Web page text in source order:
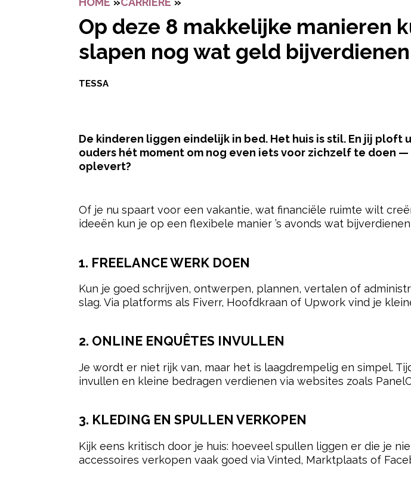
Op deze 8 makkelijke manieren
slapen nog wat geld bijverdienen
TESSA
De kinderen liggen eindelijk in bed. Het huis is stil. En jij
ouders hét moment om nog even iets voor zichzelf te doen
oplevert?
Of je nu spaart voor een vakantie, wat financiële ruimte wilt
ideeën kun je op een flexibele manier ’s avonds wat
1. FREELANCE WERK DOEN
Kun je goed schrijven, ontwerpen, plannen, vertalen of
slag. Via platforms als Fiverr, Hoofdkraan of Upwork vind je
2. ONLINE ENQUÊTES INVULLEN
Je wordt er niet rijk van, maar het is laagdrempelig en simpel.
invullen en kleine bedragen verdienen via websites zoals
3. KLEDING EN SPULLEN VERKOPEN
Kijk eens kritisch door je huis: hoeveel spullen liggen er die je
accessoires verkopen vaak goed via Vinted, Marktplaats of